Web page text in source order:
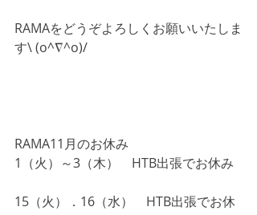
RAMAをどうぞよろしくお願いいたしま
す\ (o^∇^o)/
RAMA11月のお休み
1（火）～3（木）　HTB出張でお休み
15（火）．16（水）　HTB出張でお休